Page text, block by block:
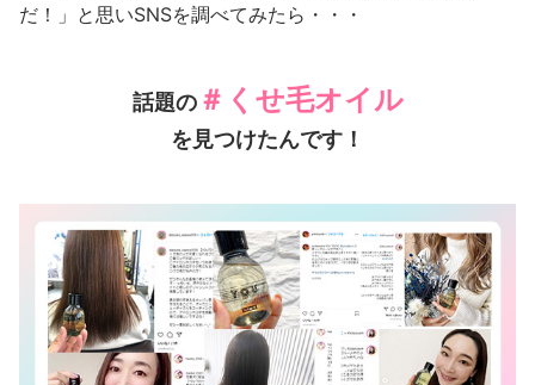
だ！」と思いSNSを調べてみたら・・・
話題の＃くせ毛オイル
を見つけたんです！